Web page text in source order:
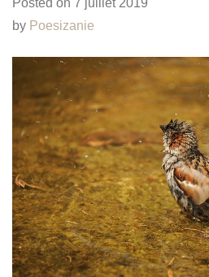
Posted on 7 juillet 2019
by Poesizanie